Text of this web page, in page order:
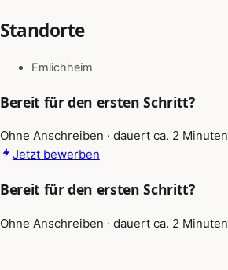
Standorte
Emlichheim
Bereit für den ersten Schritt?
Ohne Anschreiben · dauert ca. 2 Minuten
Jetzt bewerben
Bereit für den ersten Schritt?
Ohne Anschreiben · dauert ca. 2 Minuten